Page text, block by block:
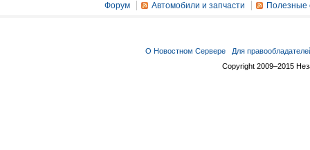
Форум Автомобили и запчасти Полезные
О Новостном Сервере
Для
Copyright 2009–2015